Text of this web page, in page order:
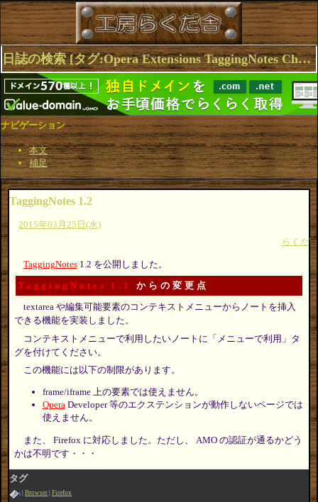
日誌の検索 [タグ:Opera Extensions TaggingNotes Chrome] 1～2(2件中)
ナビゲーション
本文
補足
TaggingNotes 1.2
2015年03月25日(水)
らくだ
TaggingNotes1.2 を公開しました。
TaggingNotes 1.1 からの変更点
textarea や編集可能要素のコンテキストメニューからノートを挿入
できる機能を実装しました。
コンテキストメニューで利用したいノートに「メニューで利用」タ
グを付けてください。
この機能には以下の制限があります。
frame/iframe 上の要素では使えません。
OperaDeveloper 等のエクステンションが動作しないページでは
使えません。
また、 Firefox に対応しました。ただし、 AMO の認証が通るかどう
かは不明です・・・
タグ
Browser Firefox